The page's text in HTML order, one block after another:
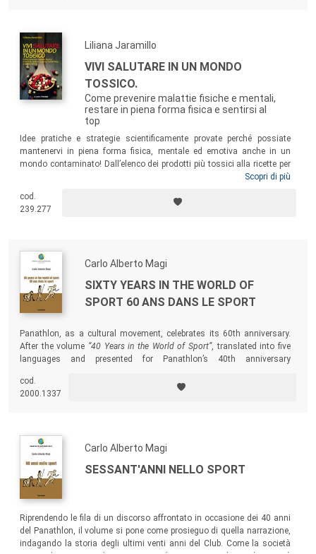
Liliana Jaramillo
VIVI SALUTARE IN UN MONDO
TOSSICO.
Come prevenire malattie fisiche e mentali,
restare in piena forma fisica e sentirsi al
top
Idee pratiche e strategie scientificamente provate perché possiate
mantenervi in piena forma fisica, mentale ed emotiva anche in un
mondo contaminato! Dall’elenco dei prodotti più tossici alla ricette per
realizzare prodotti cosmetici, per la pulizia personale o della casa, dai
l’accumulo di tossine, dai suggerimenti per contrastare l’inquinamento
elettromagnetico alle strategie per mantenere la salute del cervello.
Scopri di più
cod.
239.277
Carlo Alberto Magi
SIXTY YEARS IN THE WORLD OF
SPORT 60 ANS DANS LE SPORT
Panathlon, as a cultural movement, celebrates its 60th anniversary.
After the volume “40 Years in the World of Sport”, translated into five
languages and presented for Panathlon’s 40th anniversary
Panathlon.
cod.
2000.1337
Carlo Alberto Magi
SESSANT'ANNI NELLO SPORT
Riprendendo le fila di un discorso affrontato in occasione dei 40 anni
del Panathlon, il volume si pone come prosieguo di quella narrazione,
indagando la storia degli ultimi venti anni del Club. Come la società